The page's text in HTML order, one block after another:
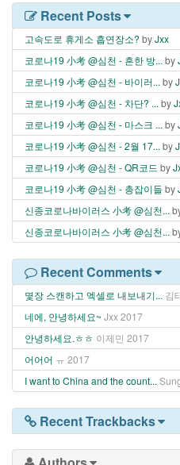
Recent Posts
고속도로 휴게소 흡연장소? byJxx
코로나19 小考 @심천 - 흔한 방...by
코로나19 小考 @심천 - 바이러...by
코로나19 小考 @심천 - 차단? ...by
코로나19 小考 @심천 - 마스크 ...by
코로나19 小考 @심천 - 2월 17...by
코로나19 小考 @심천 - QR코드 by
코로나19 小考 @심천 - 총잡이들 by
신종코로나바이러스 小考 @심천...
신종코로나바이러스 小考 @심천...
Recent Comments
몇장 스캔하고 엑셀로 내보내기... 김
네에, 안녕하세요~ Jxx2017
안녕하세요.ㅎㅎ 이제민 2017
어어어 ㅠ 2017
I want to China and the count...
Recent Trackbacks